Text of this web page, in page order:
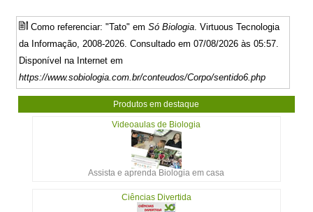
Como referenciar: "Tato" emSó Biologia . Virtuous Tecnologia
da Informação, 2008-2026. Consultado em 07/08/2026 às 05:57.
Disponível na Internet em
https://www.sobiologia.com.br/conteudos/Corpo/sentido6.php
Produtos em destaque
Videoaulas de Biologia
Assista e aprenda Biologia em casa
Ciências Divertida